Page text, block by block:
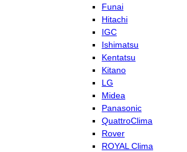
Funai
Hitachi
IGC
Ishimatsu
Kentatsu
Kitano
LG
Midea
Panasonic
QuattroClima
Rover
ROYAL Clima